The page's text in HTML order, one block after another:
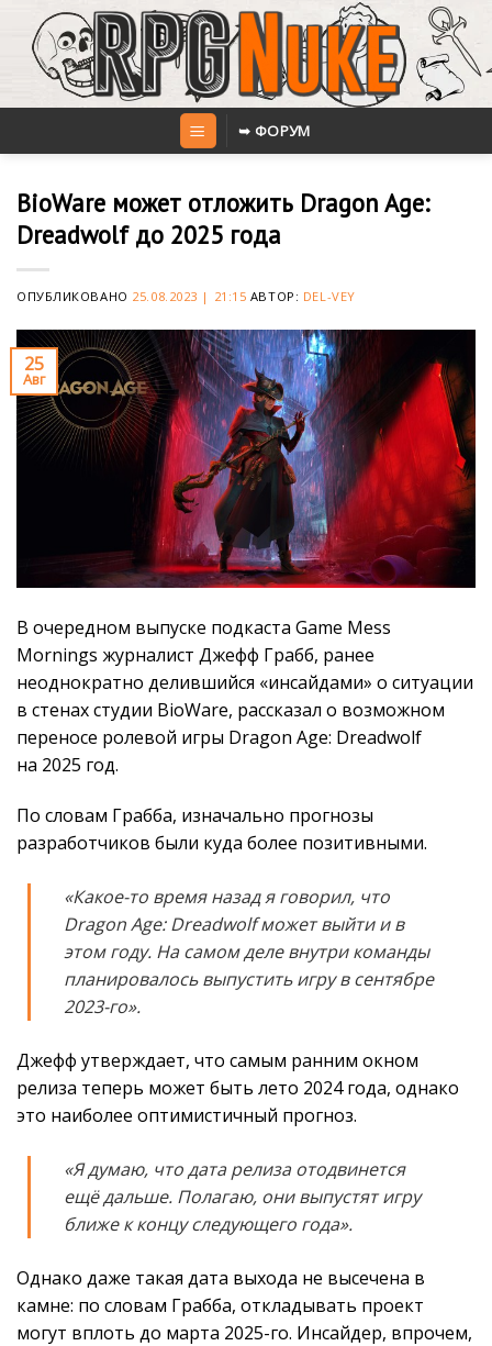
content
➥ ФОРУМ
BioWare может отложить Dragon Age:
Dreadwolf до 2025 года
ОПУБЛИКОВАНО 25.08.2023 | 21:15 АВТОР: DEL-VEY
25
Авг
В очередном выпуске подкаста Game Mess
Mornings журналист Джефф Грабб, ранее
неоднократно делившийся «инсайдами» о ситуации
в стенах студии BioWare, рассказал о возможном
переносе ролевой игры Dragon Age: Dreadwolf
на 2025 год.
По словам Грабба, изначально прогнозы
разработчиков были куда более позитивными.
«Какое-то время назад я говорил, что
Dragon Age: Dreadwolf может выйти и в
этом году. На самом деле внутри команды
планировалось выпустить игру в сентябре
2023-го».
Джефф утверждает, что самым ранним окном
релиза теперь может быть лето 2024 года, однако
это наиболее оптимистичный прогноз.
«Я думаю, что дата релиза отодвинется
ещё дальше. Полагаю, они выпустят игру
ближе к концу следующего года».
Однако даже такая дата выхода не высечена в
камне: по словам Грабба, откладывать проект
могут вплоть до марта 2025-го. Инсайдер, впрочем,